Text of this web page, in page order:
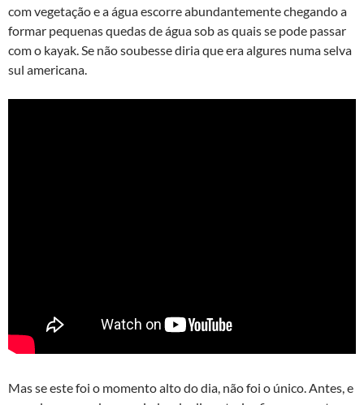
com vegetação e a água escorre abundantemente chegando a
formar pequenas quedas de água sob as quais se pode passar
com o kayak. Se não soubesse diria que era algures numa selva
sul americana.
Mas se este foi o momento alto do dia, não foi o único. Antes, e